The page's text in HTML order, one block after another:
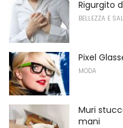
Rigurgito
BELLEZZA E
Pixel
MODA
Muri
mani